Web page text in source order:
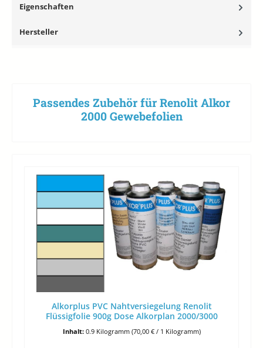
Eigenschaften
Hersteller
Passendes Zubehör für Renolit Alkor
2000 Gewebefolien
Alkorplus PVC Nahtversiegelung Renolit
Flüssigfolie 900g Dose Alkorplan 2000/3000
Inhalt: 0.9 Kilogramm (70,00 € / 1 Kilogramm)